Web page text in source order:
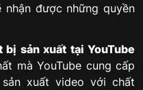
được những quyền
sản xuất tại YouTube
mà YouTube cung cấp
xuất video với chất